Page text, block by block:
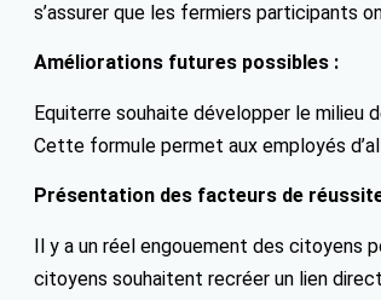
s’assurer que les fermiers participants
Améliorations futures possibles :
Equiterre souhaite développer le milieu
Cette formule permet aux employés
Présentation des facteurs de
Il y a un réel engouement des citoyens
citoyens souhaitent recréer un lien